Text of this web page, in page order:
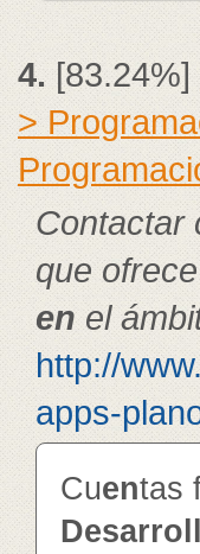
4.[83.24%]
>
Contactar
que
enel
http://
apps-
Cuentas